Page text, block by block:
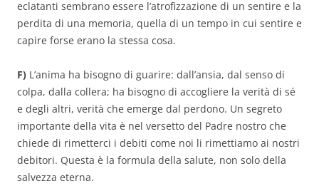
eclatanti sembrano essere l’atrofizzazione di un sentire e la
perdita di una memoria, quella di un tempo in cui sentire e
capire forse erano la stessa cosa.
F) L’anima ha bisogno di guarire: dall’ansia, dal senso di
colpa, dalla collera; ha bisogno di accogliere la verità di sé
e degli altri, verità che emerge dal perdono. Un segreto
importante della vita è nel versetto del Padre nostro che
chiede di rimetterci i debiti come noi li rimettiamo ai nostri
debitori. Questa è la formula della salute, non solo della
salvezza eterna.